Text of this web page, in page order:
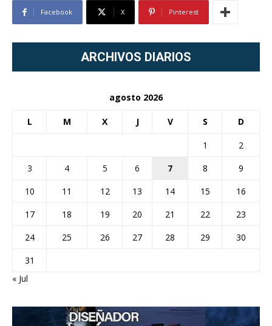
Facebook X Pinterest
ARCHIVOS DIARIOS
agosto 2026
L M X J V S D
1
2
3
4 5 6 7 8
9
10
11 12 13 14 15
16
17
18 19 20 21 22
23
24
25 26 27 28 29
30
31
« Jul